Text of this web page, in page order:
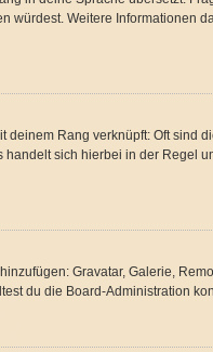
würdest. Weitere Informationen
Rang verknüpft: Oft sind
sich hierbei in der Regel
Gravatar, Galerie,
du die Board-Administration